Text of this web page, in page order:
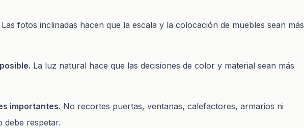
Las fotos inclinadas hacen que la escala y la colocación de muebles sean más
La luz natural hace que las decisiones de color y material sean más
importantes. No recortes puertas, ventanas, calefactores, armarios ni
debe respetar.